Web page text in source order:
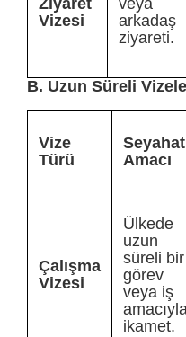
Ziyaret
Vizesi
veya
arkadaş
ziyareti.
B. Uzun Süreli
Vize
Türü
Seyahat
Amacı
Çalışma
Vizesi
Ülkede
uzun
süreli bir
görev
veya iş
ikamet.